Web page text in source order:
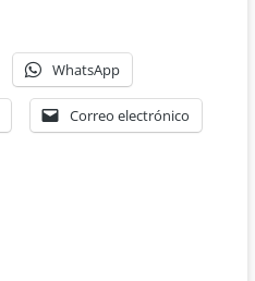
WhatsApp
Correo electrónico